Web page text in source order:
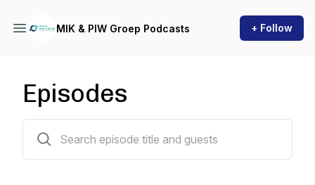
MIK & PIW Groep Podcasts + Follow
Episodes